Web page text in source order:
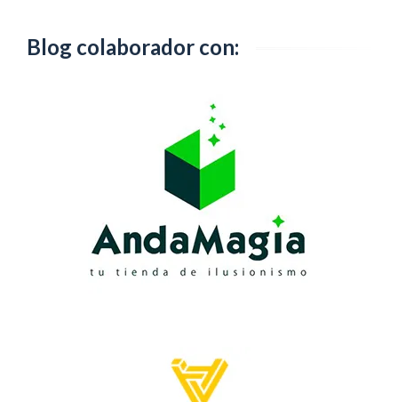
Blog colaborador con: